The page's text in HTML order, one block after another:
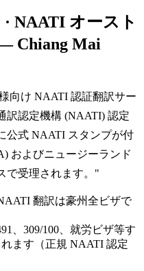
NAATI オースト
Chiang Mai
向け NAATI 認証翻訳サー
訳認定機構 (NAATI) 認定
公式 NAATI スタンプが付
およびニュージーランド
受理されます。 "
翻訳は豪州全ビザで
、309/100、就労ビザ等す
ます（正規 NAATI 認定